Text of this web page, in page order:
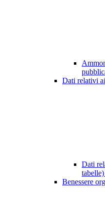
Dati relativi
Dati
tabelle)
Benessere